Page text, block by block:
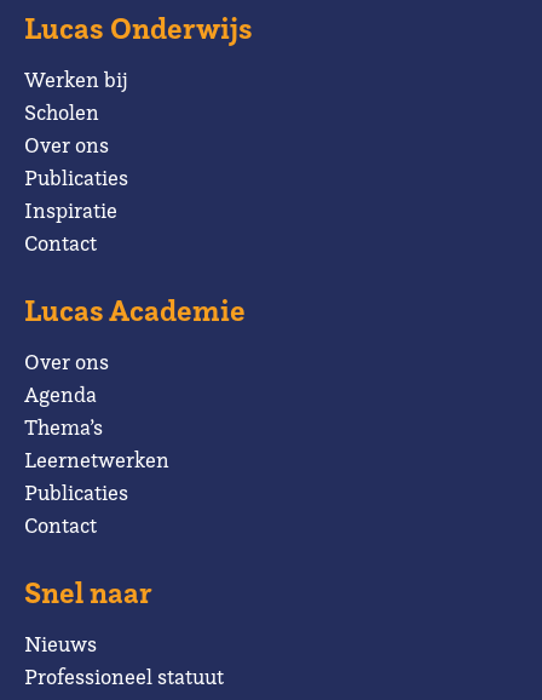
Lucas Onderwijs
Werken bij
Scholen
Over ons
Publicaties
Inspiratie
Contact
Lucas Academie
Over ons
Agenda
Thema’s
Leernetwerken
Publicaties
Contact
Snel naar
Nieuws
Professioneel statuut